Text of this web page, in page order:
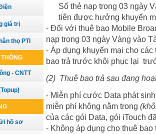
giá trị
thọ PTI
- CNTT
hồ sơ
Số thẻ nạp trong 03 ngày
tiên được hưởng khuyến
- Đối với thuê bao Mobile
nạp trong 03 ngày Vàng vào
- Áp dụng khuyến mại cho
bao trả trước khôi phục lại
(2) Thuê bao trả sau đang
- Miễn phí cước Data phát
miễn phí không nằm trong
của các gói Data, gói iTouch
- Không áp dụng cho thuê